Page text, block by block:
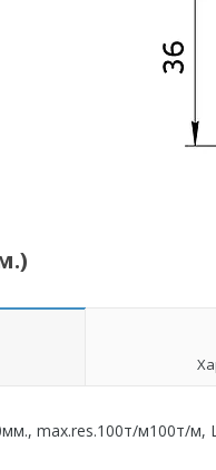
max.res.100т/м100т/м,